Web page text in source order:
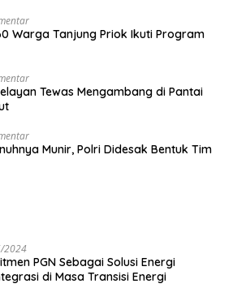
Warga Tanjung Priok Ikuti Program
Tewas Mengambang di Pantai
Munir, Polri Didesak Bentuk Tim
2024
PGN Sebagai Solusi Energi
di Masa Transisi Energi